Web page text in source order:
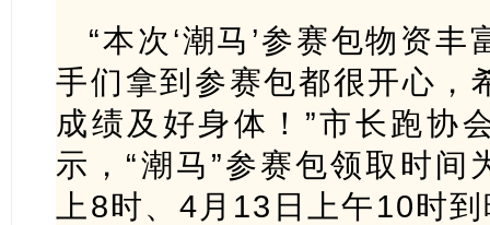
“本次‘潮马’参赛包物资
手们拿到参赛包都很开心，
成绩及好身体！”市长跑协
示，“潮马”参赛包领取时
上8时、4月13日上午10时